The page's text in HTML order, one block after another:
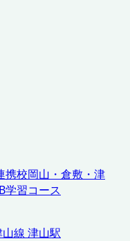
携校岡山・倉敷・津
学習コース
山線 津山駅